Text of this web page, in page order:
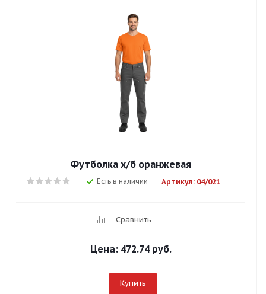
Футболка х/б оранжевая
Есть в наличии Артикул: 04/021
Сравнить
Цена: 472.74 руб.
Купить